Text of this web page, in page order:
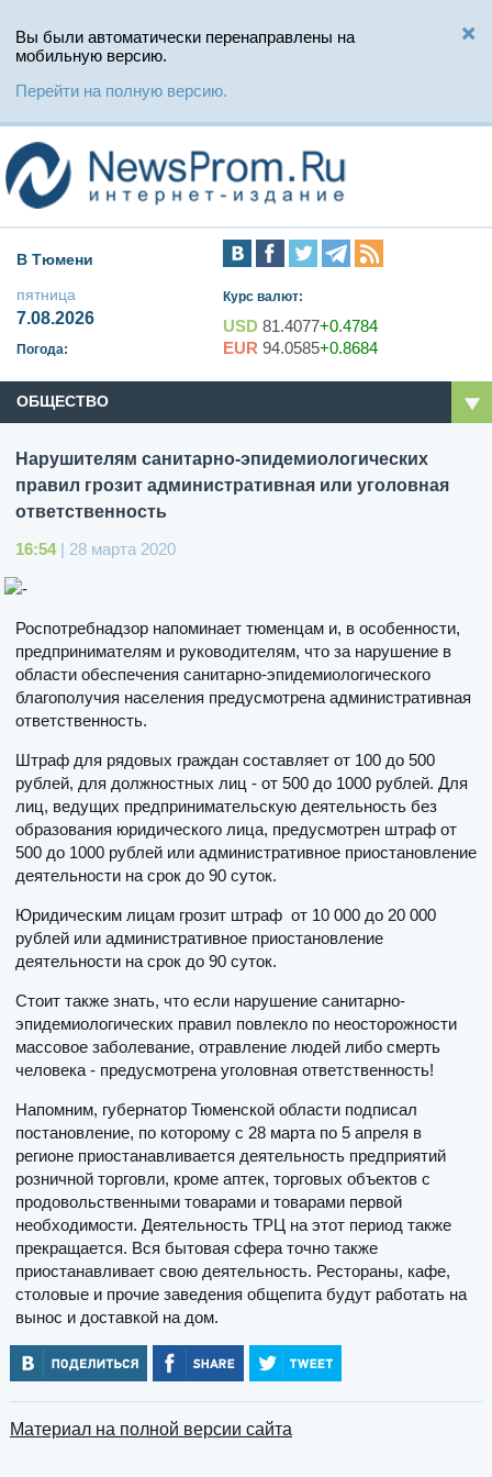
Вы были автоматически перенаправлены на
мобильную версию.
Перейти на полную версию.
В Тюмени
пятница
7.08.2026
Погода:
Курс валют:
USD 81.4077+0.4784
EUR 94.0585+0.8684
ОБЩЕСТВО
Нарушителям санитарно-эпидемиологических
правил грозит административная или уголовная
ответственность
16:54| 28 марта 2020
Роспотребнадзор напоминает тюменцам и, в особенности,
предпринимателям и руководителям, что за нарушение в
области обеспечения санитарно-эпидемиологического
благополучия населения предусмотрена административная
ответственность.
Штраф для рядовых граждан составляет от 100 до 500
рублей, для должностных лиц - от 500 до 1000 рублей. Для
лиц, ведущих предпринимательскую деятельность без
образования юридического лица, предусмотрен штраф от
500 до 1000 рублей или административное приостановление
деятельности на срок до 90 суток.
Юридическим лицам грозит штраф от 10 000 до 20 000
рублей или административное приостановление
деятельности на срок до 90 суток.
Стоит также знать, что если нарушение санитарно-
эпидемиологических правил повлекло по неосторожности
массовое заболевание, отравление людей либо смерть
человека - предусмотрена уголовная ответственность!
Напомним, губернатор Тюменской области подписал
постановление, по которому с 28 марта по 5 апреля в
регионе приостанавливается деятельность предприятий
розничной торговли, кроме аптек, торговых объектов с
продовольственными товарами и товарами первой
необходимости. Деятельность ТРЦ на этот период также
прекращается. Вся бытовая сфера точно также
приостанавливает свою деятельность. Рестораны, кафе,
столовые и прочие заведения общепита будут работать на
вынос и доставкой на дом.
Материал на полной версии сайта